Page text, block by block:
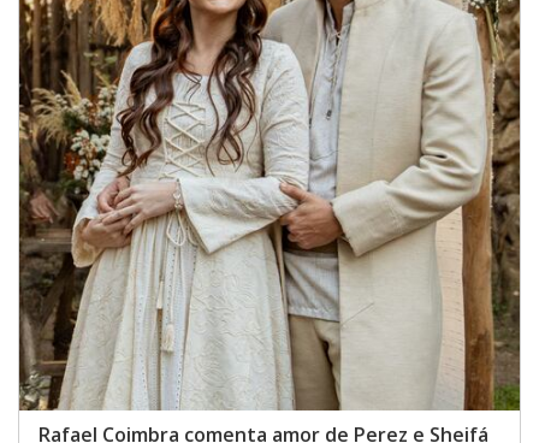
Rafael Coimbra comenta amor de Perez e Sheifá